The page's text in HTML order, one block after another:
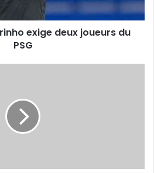
exige deux joueurs du
PSG